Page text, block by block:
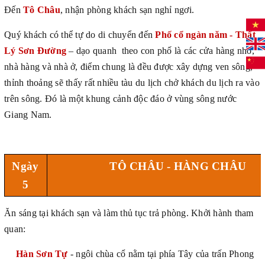
Đến Tô Châu, nhận phòng khách sạn nghỉ ngơi.
Quý khách có thể tự do di chuyển đến Phố cổ ngàn năm - Thất
Lý Sơn Đường – dạo quanh theo con phố là các cửa hàng nhỏ,
nhà hàng và nhà ở, điểm chung là đều được xây dựng ven sông,
thỉnh thoảng sẽ thấy rất nhiều tàu du lịch chở khách du lịch ra vào
trên sông. Đó là một khung cảnh độc đáo ở vùng sông nước
Giang Nam.
Ngày
5
TÔ CHÂU - HÀNG CHÂU
Ăn sáng tại khách sạn và làm thủ tục trả phòng. Khởi hành tham
quan:
Hàn Sơn Tự - ngôi chùa cổ nằm tại phía Tây của trấn Phong